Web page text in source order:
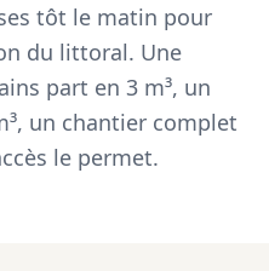
tôt le matin pour
du littoral. Une
part en 3 m³, un
un chantier complet
le permet.